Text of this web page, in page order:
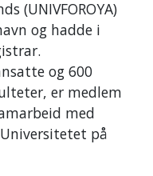
(UNIVFOROYA)
og hadde i
og 600
er medlem
med
på